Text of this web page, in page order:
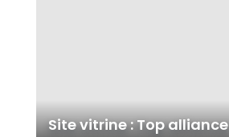
Site vitrine : Top alliance